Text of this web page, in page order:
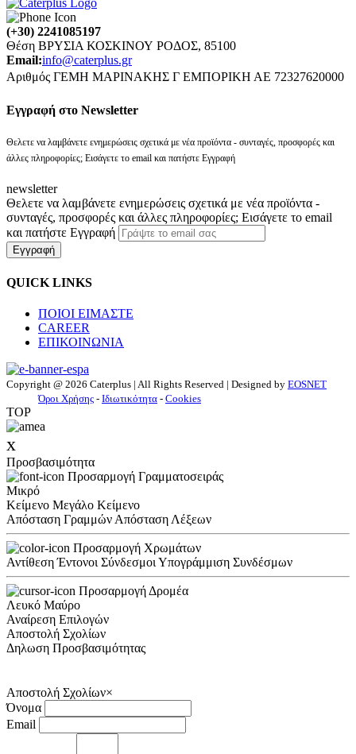
(+30) 2241085197
Θέση ΒΡΥΣΙΑ ΚΟΣΚΙΝΟΥ ΡΟΔΟΣ, 85100
Email:info@caterplus.gr
Αριθμός ΓΕΜΗ ΜΑΡΙΝΑΚΗΣ Γ ΕΜΠΟΡΙΚΗ ΑΕ 72327620000
Eγγραφή στο Newsletter
Θελετε να λαμβάνετε ενημερώσεις σχετικά με νέα προϊόντα - συνταγές, προσφορές και
άλλες πληροφορίες; Εισάγετε το email και πατήστε Εγγραφή
newsletter
Θελετε να λαμβάνετε ενημερώσεις σχετικά με νέα προϊόντα -
συνταγές, προσφορές και άλλες πληροφορίες; Εισάγετε το email
και πατήστε Εγγραφή
Εγγραφή
QUICK LINKS
ΠΟΙΟΙ ΕΙΜΑΣΤΕ
CAREER
ΕΠΙΚΟΙΝΩΝΙΑ
Copyright @ 2026 Caterplus | All Rights Reserved | Designed by EOSNET
Όροι Χρήσης - Ιδιωτικότητα - Cookies
TOP
x
Προσβασιμότητα
Προσαρμογή Γραμματοσειράς
Μικρό
Κείμενο Μεγάλο Κείμενο
Απόσταση Γραμμών Απόσταση Λέξεων
Προσαρμογή Χρωμάτων
Αντίθεση Έντονοι Σύνδεσμοι Υπογράμμιση Συνδέσμων
Προσαρμογή Δρομέα
Λευκό Μαύρο
Αναίρεση Επιλογών
Αποστολή Σχολίων
Δηλωση Προσβασιμότητας
Αποστολή Σχολίων×
Όνομα
Email